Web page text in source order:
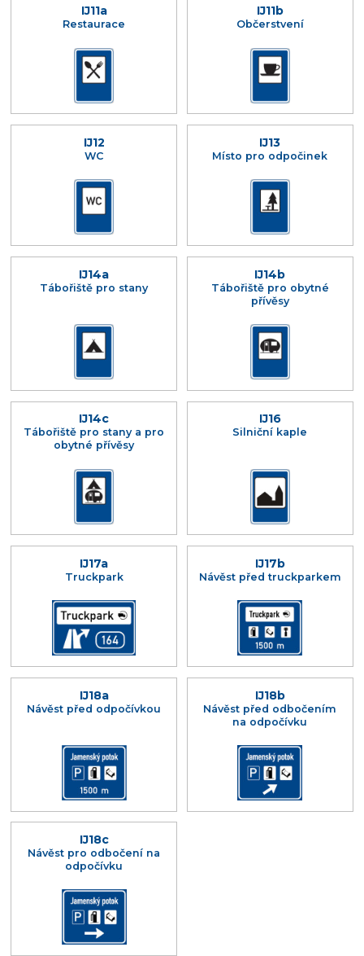
IJ11a
Restaurace
IJ11b
Občerstvení
IJ12
WC
IJ13
Místo pro odpočinek
IJ14a
Tábořiště pro stany
IJ14b
Tábořiště pro obytné
přívěsy
IJ14c
Tábořiště pro stany a pro
obytné přívěsy
IJ16
Silniční kaple
IJ17a
Truckpark
IJ17b
Návěst před truckparkem
IJ18a
Návěst před odpočívkou
IJ18b
Návěst před odbočením
na odpočívku
IJ18c
Návěst pro odbočení na
odpočívku